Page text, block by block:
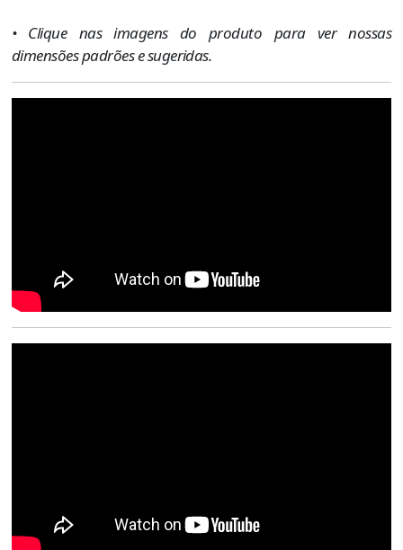
• Clique nas imagens do produto para ver nossas
dimensões padrões e sugeridas.